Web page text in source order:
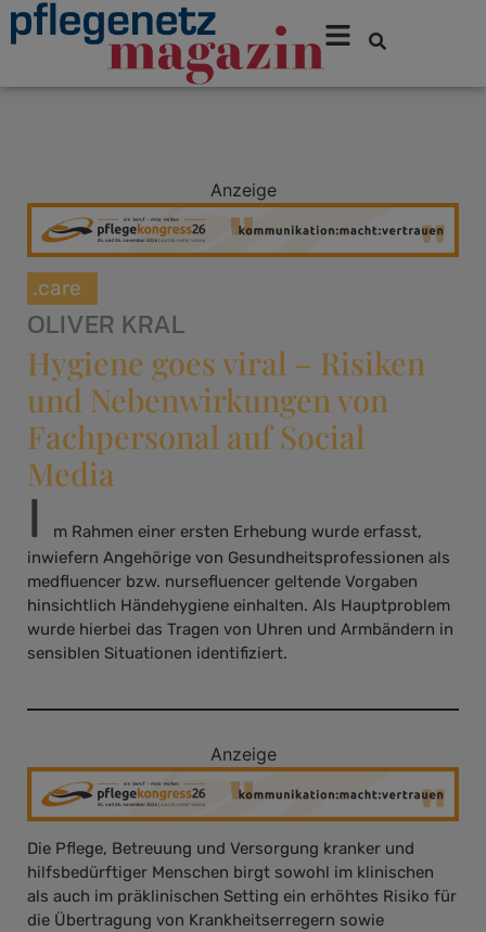
Anzeige
.care
OLIVER KRAL
Hygiene goes viral – Risiken
und Nebenwirkungen von
Fachpersonal auf Social
Media
I
m Rahmen einer ersten Erhebung wurde erfasst,
inwiefern Angehörige von Gesundheitsprofessionen als
medfluencer bzw. nursefluencer geltende Vorgaben
hinsichtlich Händehygiene einhalten. Als Hauptproblem
wurde hierbei das Tragen von Uhren und Armbändern in
sensiblen Situationen identifiziert.
Anzeige
Die Pflege, Betreuung und Versorgung kranker und
hilfsbedürftiger Menschen birgt sowohl im klinischen
als auch im präklinischen Setting ein erhöhtes Risiko für
die Übertragung von Krankheitserregern sowie